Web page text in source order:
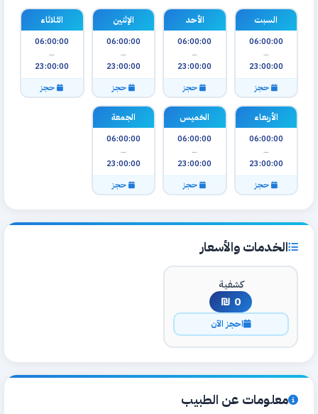
السبت
06:00:00
—
23:00:00
حجز
الأحد
06:00:00
—
23:00:00
حجز
الإثنين
06:00:00
—
23:00:00
حجز
الثلاثاء
06:00:00
—
23:00:00
حجز
الأربعاء
06:00:00
—
23:00:00
حجز
الخميس
06:00:00
—
23:00:00
حجز
الجمعة
06:00:00
—
23:00:00
حجز
الخدمات والأسعار
كشفية
0 ₪
احجز الآن
معلومات عن الطبيب